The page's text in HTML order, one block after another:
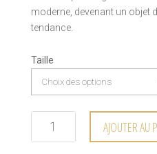
moderne, devenant un objet
tendance.
Taille
AJOUTER AU